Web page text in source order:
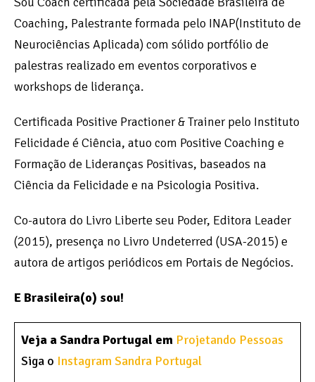
Coaching, Palestrante formada pelo INAP(Instituto de
Neurociências Aplicada) com sólido portfólio de
palestras realizado em eventos corporativos e
workshops de liderança.
Certificada Positive Practioner & Trainer pelo Instituto
Felicidade é Ciência, atuo com Positive Coaching e
Formação de Lideranças Positivas, baseados na
Ciência da Felicidade e na Psicologia Positiva.
Co-autora do Livro Liberte seu Poder, Editora Leader
(2015), presença no Livro Undeterred (USA-2015) e
autora de artigos periódicos em Portais de Negócios.
E Brasileira(o) sou!
Veja a Sandra Portugal em Projetando Pessoas
Siga o Instagram Sandra Portugal